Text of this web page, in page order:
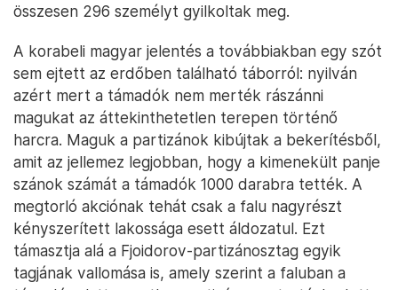
összesen 296 személyt gyilkoltak meg.
A korabeli magyar jelentés a továbbiakban egy szót
sem ejtett az erdőben található táborról: nyilván
azért mert a támadók nem merték rászánni
magukat az áttekinthetetlen terepen történő
harcra. Maguk a partizánok kibújtak a bekerítésből,
amit az jellemez legjobban, hogy a kimenekült panje
szánok számát a támadók 1000 darabra tették. A
megtorló akciónak tehát csak a falu nagyrészt
kényszerített lakossága esett áldozatul. Ezt
támasztja alá a Fjoidorov-partizánosztag egyik
tagjának vallomása is, amely szerint a faluban a